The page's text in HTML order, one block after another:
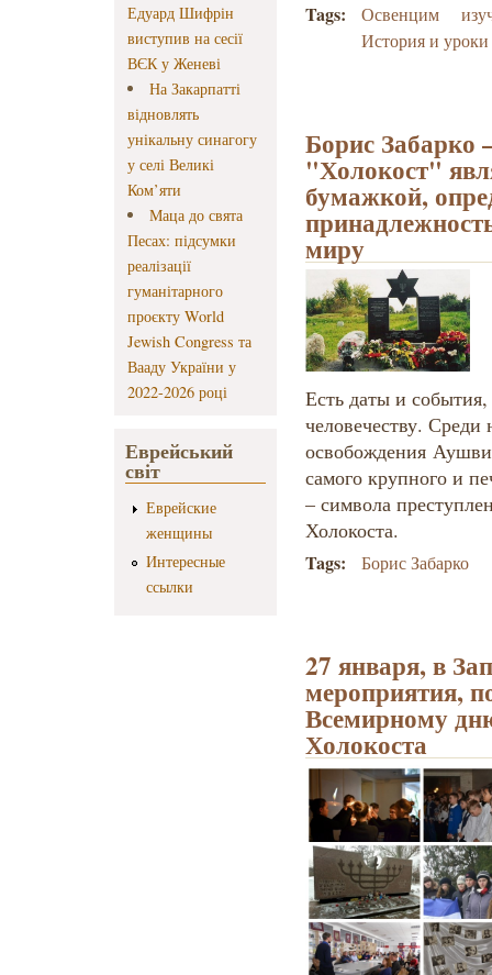
Едуард Шифрін
виступив на сесії
ВЄК у Женеві
На Закарпатті
відновлять
унікальну синагогу
у селі Великі
Ком’яти
Маца до свята
Песах: підсумки
реалізації
гуманітарного
проєкту World
Jewish Congress та
Вааду України у
2022-2026 році
Еврейський
світ
Еврейские
женщины
Интересные
ссылки
Tags: Освенцим
История и
Борис Забарко
"Холокост"
бумажкой,
миру
Есть даты и события,
человечеству.
освобождения
самого крупного и
– символа
Холокоста.
Tags: Борис Забарко
27 января, в
мероприятия,
Всемирному
Холокоста